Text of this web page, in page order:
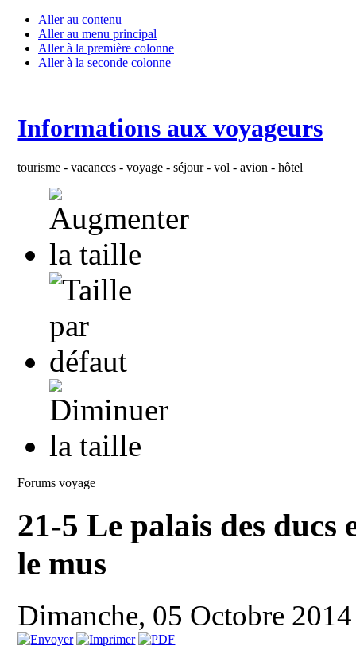
Aller au contenu
Aller au menu principal
Aller à la première colonne
Aller à la seconde colonne
Informations aux voyageurs
tourisme - vacances - voyage - séjour - vol - avion - hôtel
Forums voyage
21-5 Le palais des ducs
le mus
Dimanche, 05 Octobre